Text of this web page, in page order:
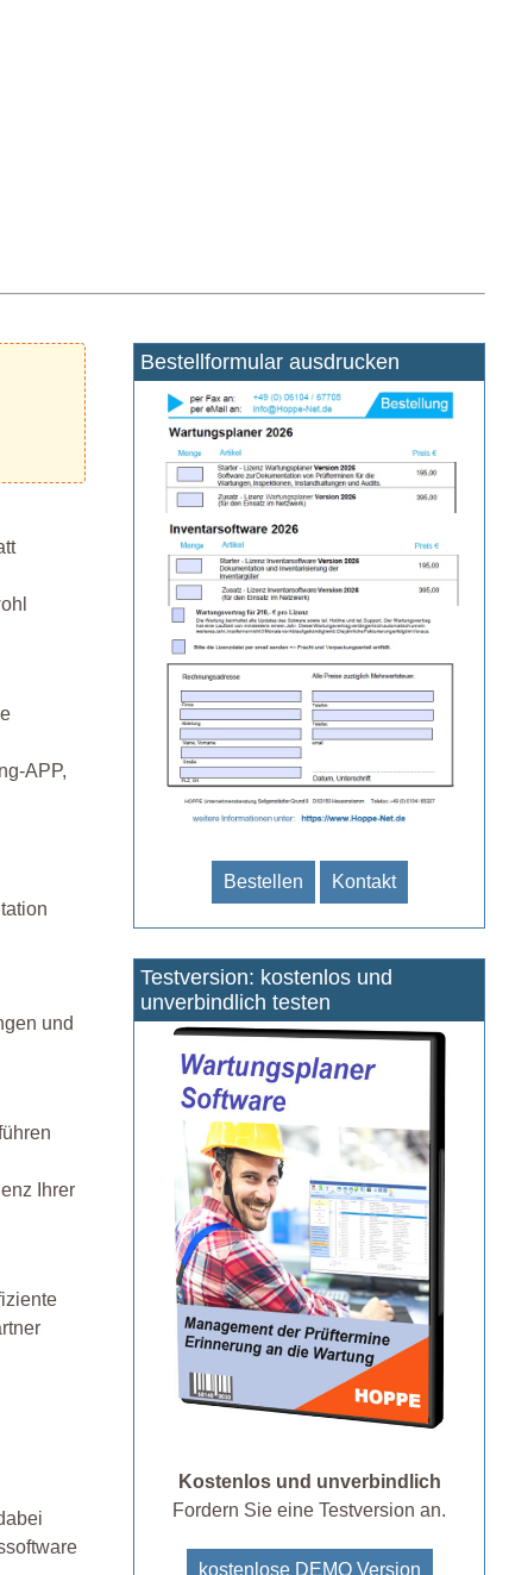
APP,
und
Ihrer
Bestellformular ausdrucken
Bestellen Kontakt
Testversion: kostenlos und
unverbindlich testen
Kostenlos und unverbindlich
Fordern Sie eine Testversion an.
kostenlose DEMO Version